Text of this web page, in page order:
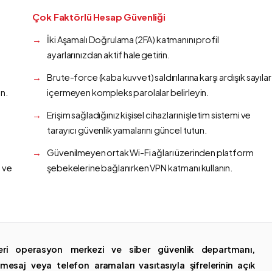
ve
Çok Faktörlü Hesap Güvenliği
İki Aşamalı Doğrulama (2FA) katmanını profil
ayarlarınızdan aktif hale getirin.
Brute-force (kaba kuvvet) saldırılarına karşı ardışık sayılar
içermeyen kompleks parolalar belirleyin.
Erişim sağladığınız kişisel cihazların işletim sistemi ve
tarayıcı güvenlik yamalarını güncel tutun.
Güvenilmeyen ortak Wi-Fi ağları üzerinden platform
şebekelerine bağlanırken VPN katmanı kullanın.
operasyon merkezi ve siber güvenlik departmanı,
veya telefon aramaları vasıtasıyla şifrelerinin açık